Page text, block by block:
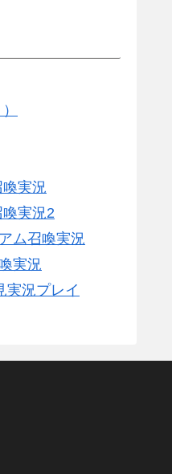
実況
実況2
ム召喚実況
実況
実況プレイ